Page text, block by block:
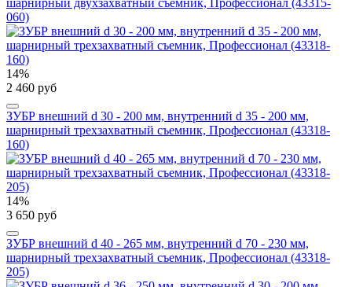
шарнирный двухзахватный съемник, Профессионал (43315-
060)
14%
2 460 руб
ЗУБР внешний d 30 - 200 мм, внутренний d 35 - 200 мм,
шарнирный трехзахватный съемник, Профессионал (43318-
160)
14%
3 650 руб
ЗУБР внешний d 40 - 265 мм, внутренний d 70 - 230 мм,
шарнирный трехзахватный съемник, Профессионал (43318-
205)